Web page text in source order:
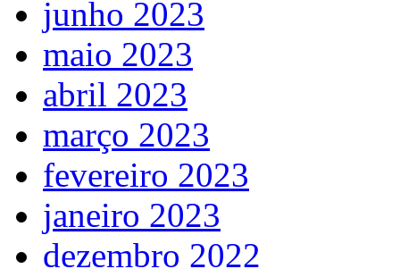
junho 2023
maio 2023
abril 2023
março 2023
fevereiro 2023
janeiro 2023
dezembro 2022